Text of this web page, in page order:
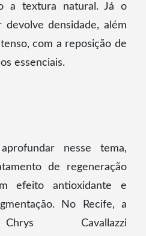
a textura natural. Já o
devolve densidade, além
com a reposição de
essenciais.
nesse tema,
de regeneração
efeito antioxidante e
No Recife, a
Cavallazzi